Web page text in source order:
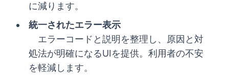
に減ります。
統一されたエラー表示
エラーコードと説明を整理し、原因と対
処法が明確になるUIを提供。利用者の不安
を軽減します。